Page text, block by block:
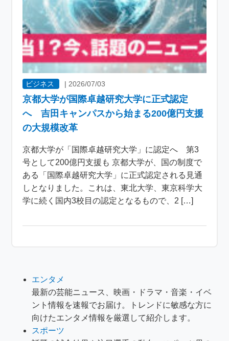
ビジネス | 2026/07/03
京都大学が国際卓越研究大学に正式認定
へ 吉田キャンパスから始まる200億円支援
の大規模改革
京都大学が「国際卓越研究大学」に認定へ 第3
号として200億円支援も 京都大学が、国の制度で
ある「国際卓越研究大学」に正式認定される見通
しとなりました。これは、東北大学、東京科学大
学に続く国内3校目の認定となるもので、2 […]
エンタメ
最新の芸能ニュース、映画・ドラマ・音楽・イベ
ント情報を速報でお届け。トレンドに敏感な方に
向けたエンタメ情報を厳選して紹介します。
スポーツ